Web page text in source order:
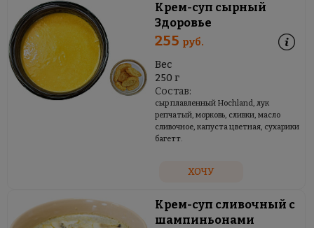
Крем-суп сырный
Здоровье
255 руб.
Вес
250 г
Состав:
сыр плавленный Hochland, лук
репчатый, морковь, сливки, масло
сливочное, капуста цветная, сухарики
багетт.
ХОЧУ
Крем-суп сливочный с
шампиньонами